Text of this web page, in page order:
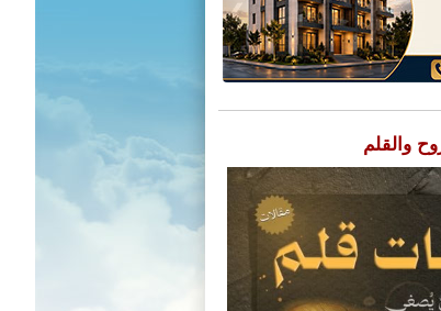
❮
والقلم